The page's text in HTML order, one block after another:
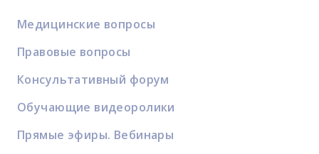
Медицинские вопросы
Правовые вопросы
Консультативный форум
Обучающие видеоролики
Прямые эфиры. Вебинары